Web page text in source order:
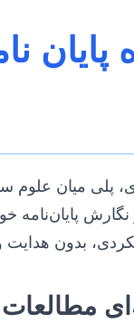
پایان
پلی میان علوم
پایان‌نامه
بدون